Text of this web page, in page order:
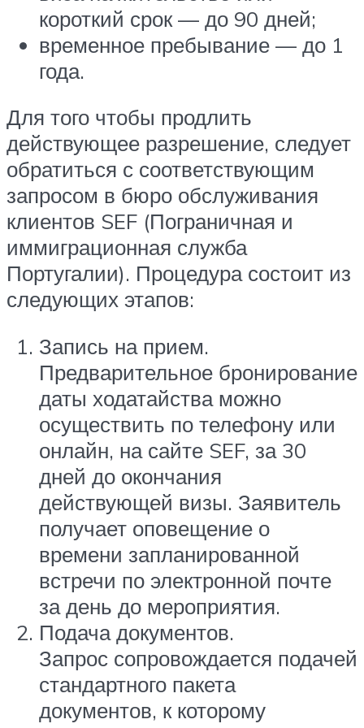
короткий срок — до 90 дней;
временное пребывание — до 1
года.
Для того чтобы продлить
действующее разрешение, следует
обратиться с соответствующим
запросом в бюро обслуживания
клиентов SEF (Пограничная и
иммиграционная служба
Португалии). Процедура состоит из
следующих этапов:
Запись на прием.
Предварительное бронирование
даты ходатайства можно
осуществить по телефону или
онлайн, на сайте SEF, за 30
дней до окончания
действующей визы. Заявитель
получает оповещение о
времени запланированной
встречи по электронной почте
за день до мероприятия.
Подача документов.
Запрос сопровождается подачей
стандартного пакета
документов, к которому